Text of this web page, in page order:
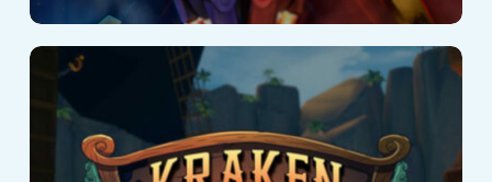
Kraken Island:
Captain’s Curse